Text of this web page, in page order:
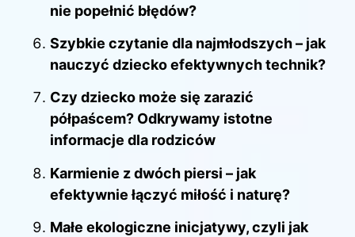
nie popełnić błędów?
Szybkie czytanie dla najmłodszych – jak
nauczyć dziecko efektywnych technik?
Czy dziecko może się zarazić
półpaścem? Odkrywamy istotne
informacje dla rodziców
Karmienie z dwóch piersi – jak
efektywnie łączyć miłość i naturę?
Małe ekologiczne inicjatywy, czyli jak